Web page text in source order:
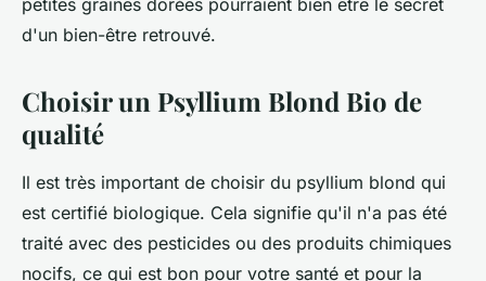
petites graines dorées pourraient bien être le secret
d'un bien-être retrouvé.
Choisir un Psyllium Blond Bio de
qualité
Il est très important de choisir du psyllium blond qui
est certifié biologique. Cela signifie qu'il n'a pas été
traité avec des pesticides ou des produits chimiques
nocifs, ce qui est bon pour votre santé et pour la